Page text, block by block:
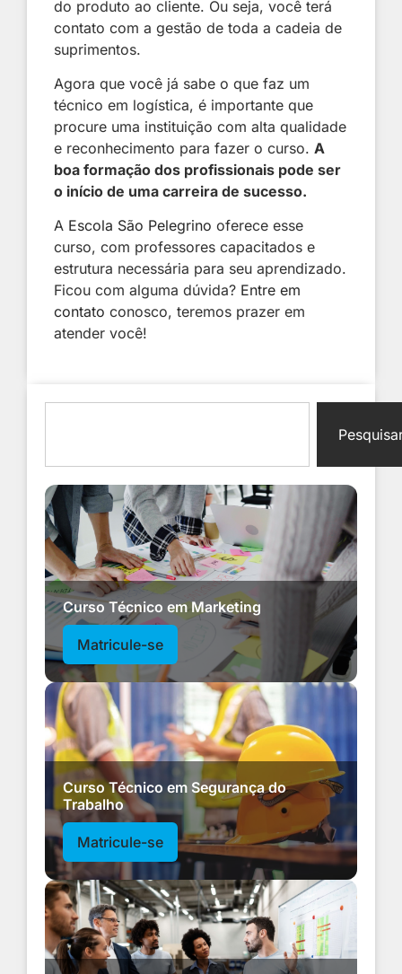
do produto ao cliente. Ou seja, você terá
contato com a gestão de toda a cadeia de
suprimentos.
Agora que você já sabe o que faz um
técnico em logística, é importante que
procure uma instituição com alta qualidade
e reconhecimento para fazer o curso.A
boa formação dos profissionais pode ser
o início de uma carreira de sucesso.
A Escola São Pelegrino oferece esse
curso, com professores capacitados e
estrutura necessária para seu aprendizado.
Ficou com alguma dúvida? Entre em
contato conosco, teremos prazer em
atender você!
Curso Técnico em Marketing
Matricule-se
Curso Técnico em Segurança do
Trabalho
Matricule-se